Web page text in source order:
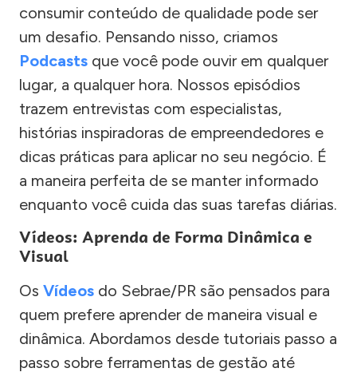
consumir conteúdo de qualidade pode ser
um desafio. Pensando nisso, criamos
Podcasts que você pode ouvir em qualquer
lugar, a qualquer hora. Nossos episódios
trazem entrevistas com especialistas,
histórias inspiradoras de empreendedores e
dicas práticas para aplicar no seu negócio. É
a maneira perfeita de se manter informado
enquanto você cuida das suas tarefas diárias.
Vídeos: Aprenda de Forma Dinâmica e
Visual
Os Vídeos do Sebrae/PR são pensados para
quem prefere aprender de maneira visual e
dinâmica. Abordamos desde tutoriais passo a
passo sobre ferramentas de gestão até